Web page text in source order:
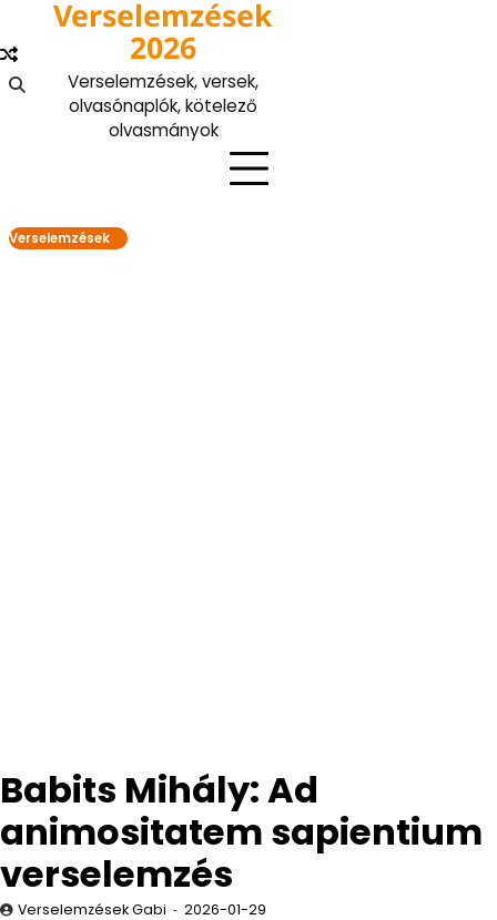
content
Verselemzések
2026
Verselemzések, versek,
olvasónaplók, kötelező
olvasmányok
Verselemzések
Babits Mihály: Ad
animositatem sapientium
verselemzés
Verselemzések Gabi 2026-01-29